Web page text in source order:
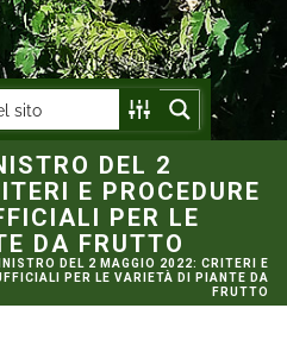
DEL 2
E PROCEDURE
PER LE
DA FRUTTO
DEL 2 MAGGIO 2022: CRITERI E
PER LE VARIETÀ DI PIANTE DA
FRUTTO